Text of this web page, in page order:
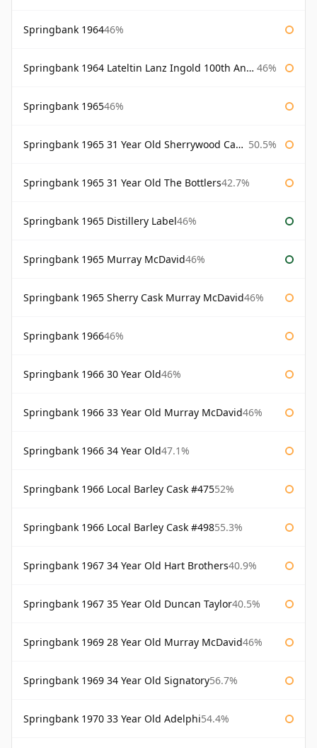
Springbank 196446%
Springbank 1964 Lateltin Lanz Ingold 100th Anniversary 46%
Springbank 196546%
Springbank 1965 31 Year Old Sherrywood Cadenhead's 50.5%
Springbank 1965 31 Year Old The Bottlers42.7%
Springbank 1965 Distillery Label46%
Springbank 1965 Murray McDavid46%
Springbank 1965 Sherry Cask Murray McDavid46%
Springbank 196646%
Springbank 1966 30 Year Old46%
Springbank 1966 33 Year Old Murray McDavid46%
Springbank 1966 34 Year Old47.1%
Springbank 1966 Local Barley Cask #47552%
Springbank 1966 Local Barley Cask #49855.3%
Springbank 1967 34 Year Old Hart Brothers40.9%
Springbank 1967 35 Year Old Duncan Taylor40.5%
Springbank 1969 28 Year Old Murray McDavid46%
Springbank 1969 34 Year Old Signatory56.7%
Springbank 1970 33 Year Old Adelphi54.4%